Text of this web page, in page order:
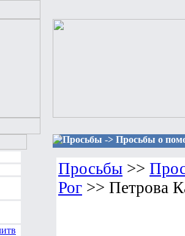
Просьбы -> Просьбы о
Просьбы >>
Рог >> Петрова